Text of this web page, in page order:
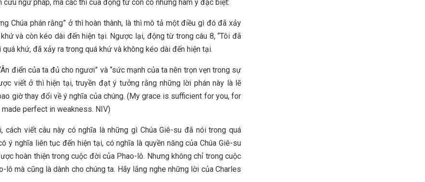
cứu ngữ pháp, mà các thì của động từ còn có những hàm ý đặc biệt:
Chúa phán rằng” ở thì hoàn thành, là thì mô tả một điều gì đó đã xảy
và còn kéo dài đến hiện tại. Ngược lại, động từ trong câu 8, “Tôi đã
quá khứ, đã xảy ra trong quá khứ và không kéo dài đến hiện tại.
điển của ta đủ cho ngươi” và “sức mạnh của ta nên trọn vẹn trong sự
viết ở thì hiện tại, truyền đạt ý tưởng rằng những lời phán này là lẽ
giờ thay đổi về ý nghĩa của chúng. (My grace is sufficient for you, for
perfect in weakness. NIV)
cách viết câu này có nghĩa là những gì Chúa Giê-su đã nói trong quá
ý nghĩa liên tục đến hiện tại, có nghĩa là quyền năng của Chúa Giê-su
hoàn thiện trong cuộc đời của Phao-lô. Nhưng không chỉ trong cuộc
lô mà cũng là dành cho chúng ta. Hãy lắng nghe những lời của Charles